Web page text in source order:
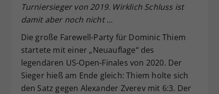
Turniersieger von 2019. Wirklich Schluss ist
damit aber noch nicht …
Die große Farewell-Party für Dominic Thiem
startete mit einer „Neuauflage“ des
legendären US-Open-Finales von 2020. Der
Sieger hieß am Ende gleich: Thiem holte sich
den Satz gegen Alexander Zverev mit 6:3. Der